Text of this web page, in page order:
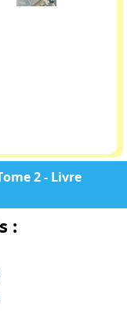
2 - Livre
: